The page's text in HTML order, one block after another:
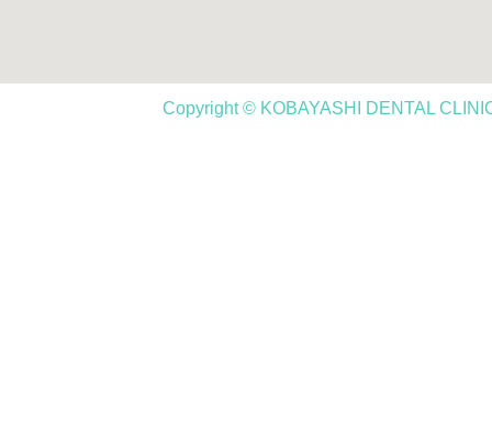
Copyright © KOBAYASHI DENTAL